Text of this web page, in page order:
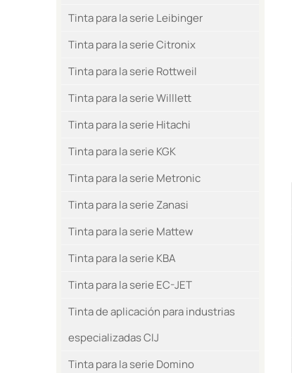
Tinta para la serie Leibinger
Tinta para la serie Citronix
Tinta para la serie Rottweil
Tinta para la serie Willlett
Tinta para la serie Hitachi
Tinta para la serie KGK
Tinta para la serie Metronic
Tinta para la serie Zanasi
Tinta para la serie Mattew
Tinta para la serie KBA
Tinta para la serie EC-JET
Tinta de aplicación para industrias
especializadas CIJ
Tinta para la serie Domino